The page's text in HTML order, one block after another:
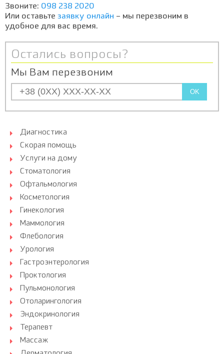
Звоните: 098 238 2020
Или оставьте заявку онлайн – мы перезвоним в
удобное для вас время.
Остались вопросы?
Мы Вам перезвоним
OK
Диагностика
Скорая помощь
Услуги на дому
Стоматология
Офтальмология
Косметология
Гинекология
Маммология
Флебология
Урология
Гастроэнтерология
Проктология
Пульмонология
Отоларингология
Эндокринология
Терапевт
Массаж